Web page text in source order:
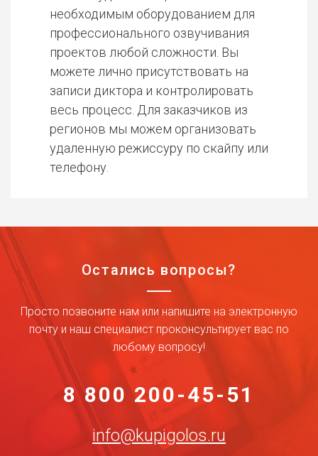
необходимым оборудованием для
профессионального озвучивания
проектов любой сложности. Вы
можете лично присутствовать на
записи диктора и контролировать
весь процесс. Для заказчиков из
регионов мы можем организовать
удаленную режиссуру по скайпу или
телефону.
Остались вопросы?
Просто позвоните нам или напишите на электронную
почту и наш специалист проконсультирует вас по
любому вопросу!
8 800 200-45-51
info@kupigolos.ru